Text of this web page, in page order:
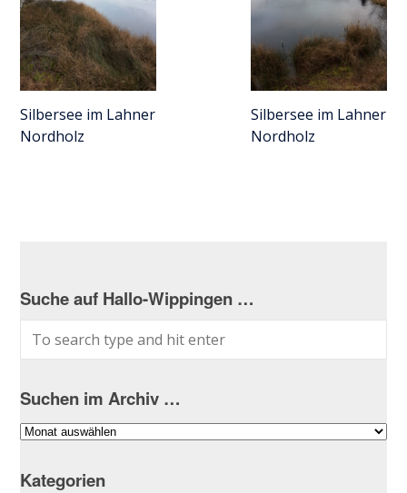
Silbersee im Lahner
Nordholz
Silbersee im Lahner
Nordholz
Suche auf Hallo-Wippingen …
Suchen im Archiv …
Suchen
Archiv
Kategorien